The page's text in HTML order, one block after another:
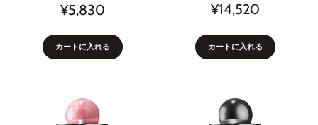
¥5,830
カートに入れる
¥14,520
カートに入れる